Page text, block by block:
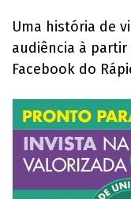
Uma história de
audiência à
Facebook do